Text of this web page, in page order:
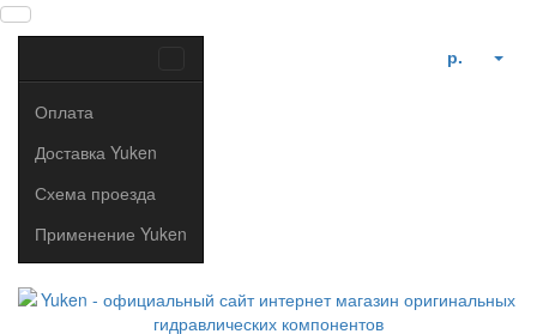
Оплата
Доставка Yuken
Схема проезда
Применение Yuken
р.